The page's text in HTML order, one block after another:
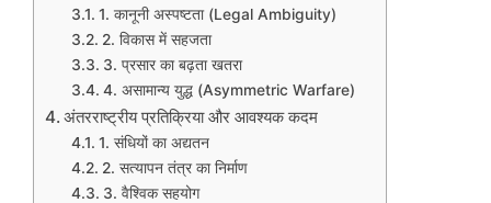
1. कानूनी अस्पष्टता (Legal Ambiguity)
2. विकास में सहजता
3. प्रसार का बढ़ता खतरा
4. असामान्य युद्ध (Asymmetric Warfare)
अंतरराष्ट्रीय प्रतिक्रिया और आवश्यक कदम
1. संधियों का अद्यतन
2. सत्यापन तंत्र का निर्माण
3. वैश्विक सहयोग